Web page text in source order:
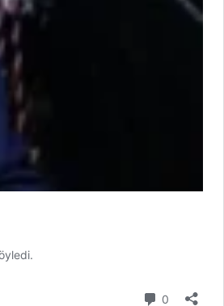
0 Yorum